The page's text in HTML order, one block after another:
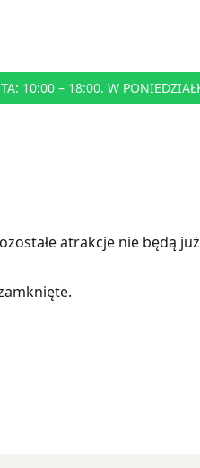
10:00 – 18:00. W
atrakcje nie będą